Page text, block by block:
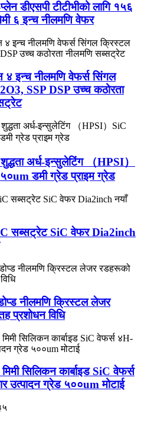
डीएसपी टीटीभीको लागि १५६
६ इन्च नीलमणि वेफर
इन्च नीलमणि वेफर्स सिंगल
SSP DSP उच्च कठोरता
अर्ध-इन्सुलेटिंग （HPSI）
डमी ग्रेड प्राइम ग्रेड
सब्सट्रेट SiC वेफर Dia2inch
नीलमणि क्रिस्टल लेजर
प्रशोधन विधि
सिलिकन कार्बाइड SiC वेफर्स
उत्पादन ग्रेड ५००um मोटाई